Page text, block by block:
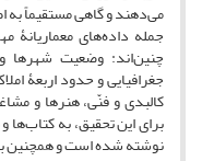
می‌دهند و گاهی مستقیماً به
جمله داده‌های
چنین‌اند: وضعیت شهرها
جغرافیایی و حدود اربعۀ
کالبدی و فنّی، هنرها و
برای این تحقیق، به کتاب‌ها
نوشته شده است و همچنین